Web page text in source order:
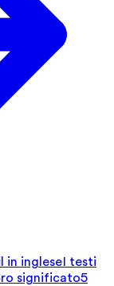
in ingleseI testi
significato5